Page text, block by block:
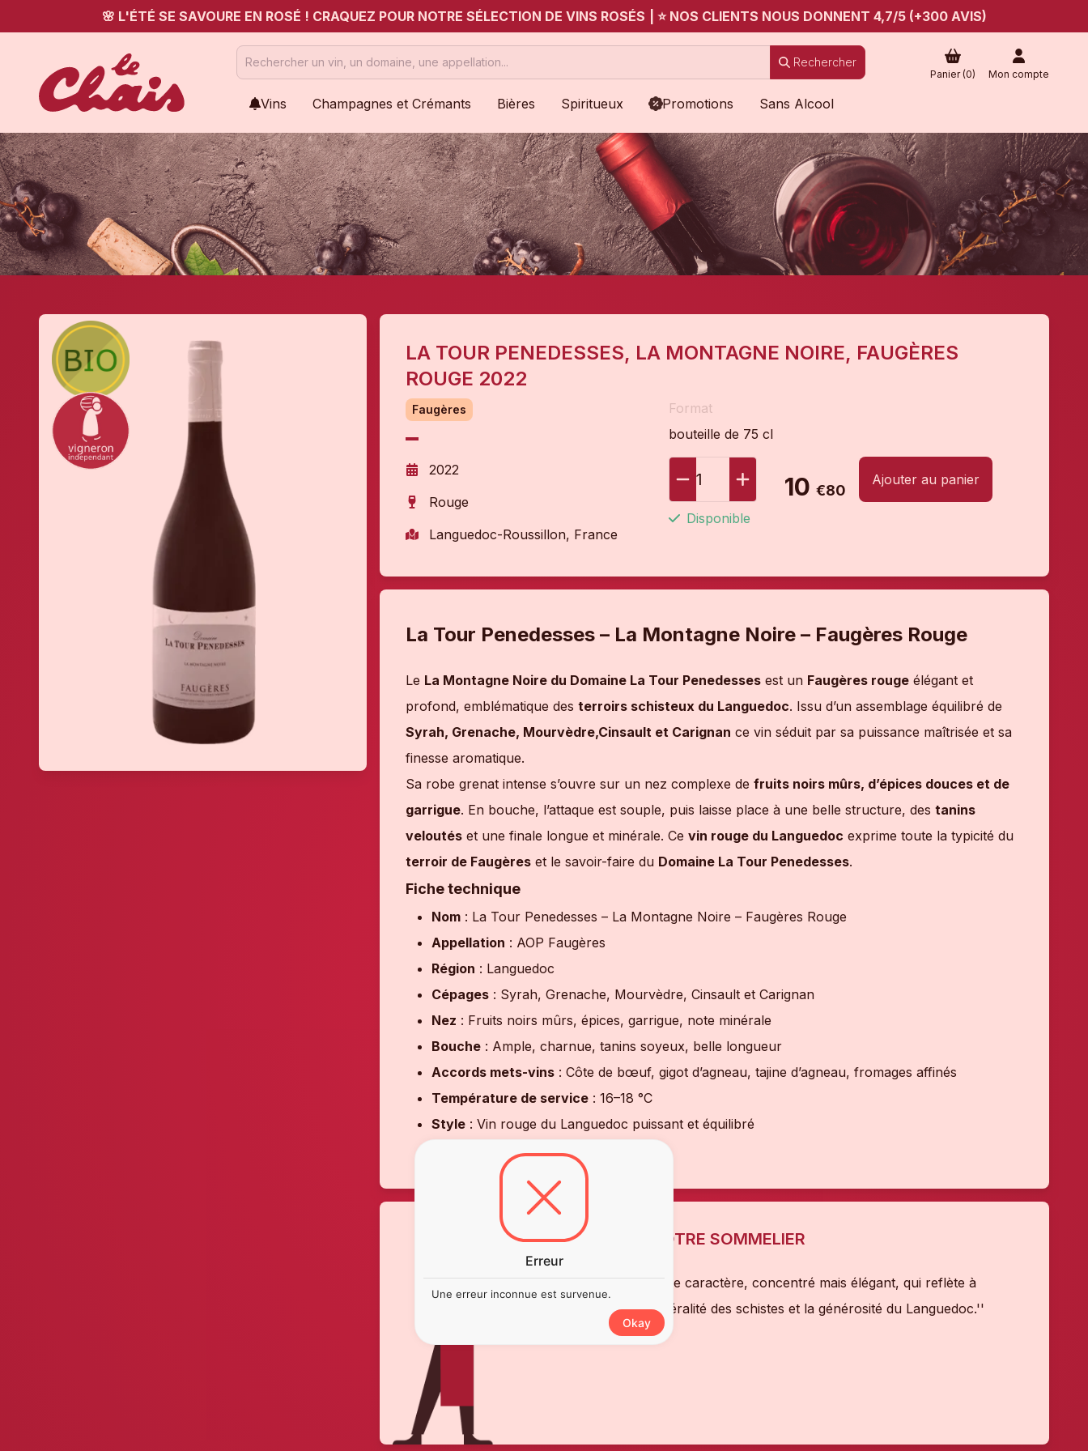
🌸 L'ÉTÉ SE SAVOURE EN ROSÉ ! CRAQUEZ POUR NOTRE SÉLECTION DE VINS ROSÉS ⭐ NOS CLIENTS NOUS DONNENT 4,7/5 (+300 AVIS)
Rechercher
Panier (0) Mon compte
Vins Champagnes et Crémants Bières Spiritueux Promotions Sans Alcool
LA TOUR PENEDESSES, LA MONTAGNE NOIRE, FAUGÈRES
ROUGE 2022
Faugères
2022
Rouge
Languedoc-Roussillon, France
Format
bouteille de 75 cl
1 10 €80
Ajouter au panier
Disponible
La Tour Penedesses – La Montagne Noire – Faugères Rouge
Le La Montagne Noire du Domaine La Tour Penedesses est un Faugères rouge élégant et
profond, emblématique desterroirs schisteux du Languedoc. Issu d’un assemblage équilibré de
Syrah, Grenache, Mourvèdre,Cinsault et Carignan ce vin séduit par sa puissance maîtrisée et sa
finesse aromatique.
Sa robe grenat intense s’ouvre sur un nez complexe defruits noirs mûrs, d’épices douces et de
garrigue. En bouche, l’attaque est souple, puis laisse place à une belle structure, destanins
veloutés et une finale longue et minérale. Cevin rouge du Languedoc exprime toute la typicité du
terroir de Faugères et le savoir-faire du Domaine La Tour Penedesses.
Fiche technique
Nom : La Tour Penedesses – La Montagne Noire – Faugères Rouge
Appellation : AOP Faugères
Région : Languedoc
Cépages : Syrah, Grenache, Mourvèdre, Cinsault et Carignan
Nez : Fruits noirs mûrs, épices, garrigue, note minérale
Bouche : Ample, charnue, tanins soyeux, belle longueur
Accords mets-vins : Côte de bœuf, gigot d’agneau, tajine d’agneau, fromages affinés
Température de service : 16–18 °C
Style : Vin rouge du Languedoc puissant et équilibré
: Agriculture Biologique
L'AVIS DE NOTRE SOMMELIER
''Un Faugères de caractère, concentré mais élégant, qui reflète à
merveille la minéralité des schistes et la générosité du Languedoc.''
Erreur
Une erreur inconnue est survenue.
Okay